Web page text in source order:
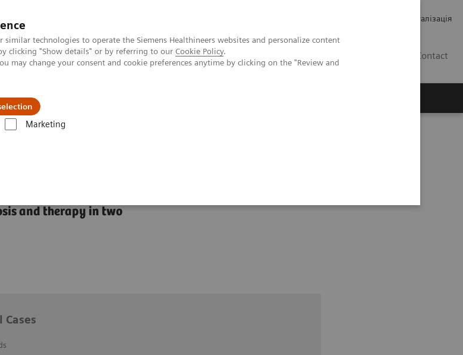
similar technologies to operate the Siemens Healthineers websites and personalize content
clicking "Show details" or by referring to our Cookie Policy.
may change your consent and cookie preferences anytime by clicking on the "Review and
Marketing
Медична візуалізація
Contact
Cases
and therapy in two
Cases